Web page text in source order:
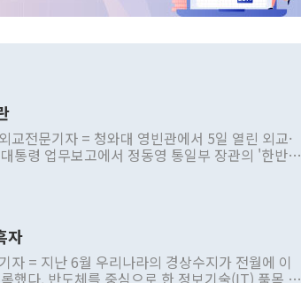
교전문기자 = 청와대 영빈관에서 5일 열린 외교·
통령 업무보고에서 정동영 통일부 장관의 '한반도
을 거치지 않은 사안을 정책으로 추진하겠다고 공
현실적 구상'이라는 비판을 내놨다. 그동안 정 장
이 물의를 빚은 적은 여러 번 있지만 대통령과 유
로 부정적 입장을 표명한 것은 이례적이다. 정 장
자
자 = 지난 6월 우리나라의 경상수지가 전월에 이
했다. 반도체를 중심으로 한 정보기술(IT) 품목 수